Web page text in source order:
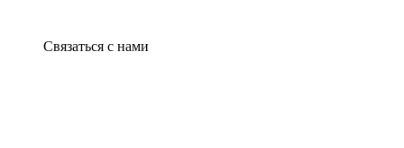
Связаться с нами